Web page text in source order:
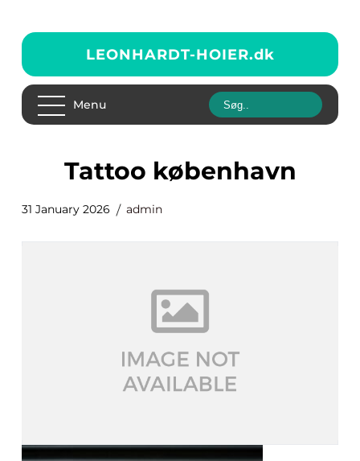
LEONHARDT-HOIER.dk
Menu
Tattoo københavn
31 January 2026 admin